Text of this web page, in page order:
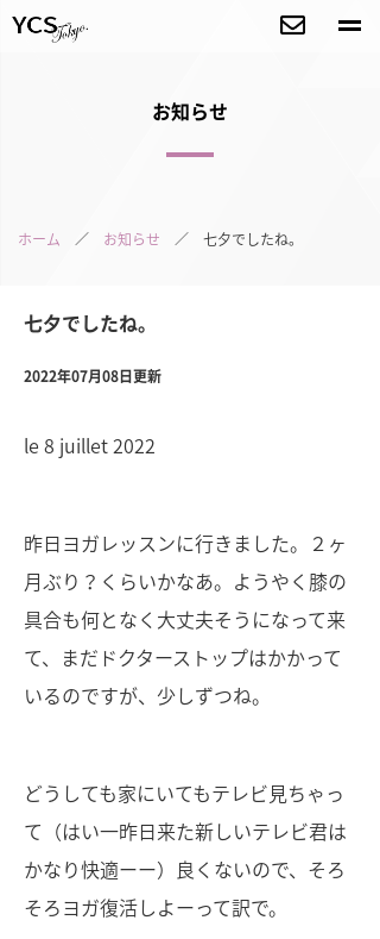
お知らせ
ホーム ／ お知らせ ／ 七夕でしたね。
七夕でしたね。
2022年07月08日更新
le 8 juillet 2022
昨日ヨガレッスンに行きました。２ヶ
月ぶり？くらいかなあ。ようやく膝の
具合も何となく大丈夫そうになって来
て、まだドクターストップはかかって
いるのですが、少しずつね。
どうしても家にいてもテレビ見ちゃっ
て（はい一昨日来た新しいテレビ君は
かなり快適ーー）良くないので、そろ
そろヨガ復活しよーって訳で。